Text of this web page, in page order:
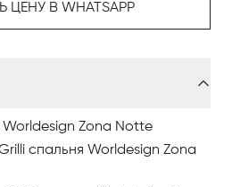
ЦЕНУ В WHATSAPP
Worldesign Zona Notte
спальня Worldesign Zona